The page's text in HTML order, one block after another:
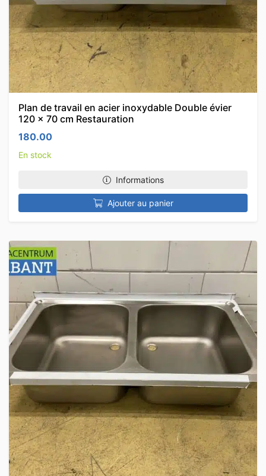
Plan de travail en acier inoxydable Double évier
120 x 70 cm Restauration
180.00
En stock
Informations
Ajouter au panier